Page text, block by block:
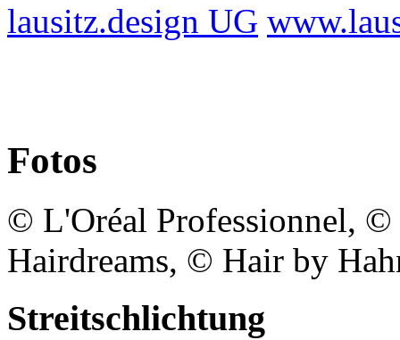
lausitz.design UG
Fotos
© L'Oréal Professionnel,
Hairdreams, © Hair by
Streitschlichtung